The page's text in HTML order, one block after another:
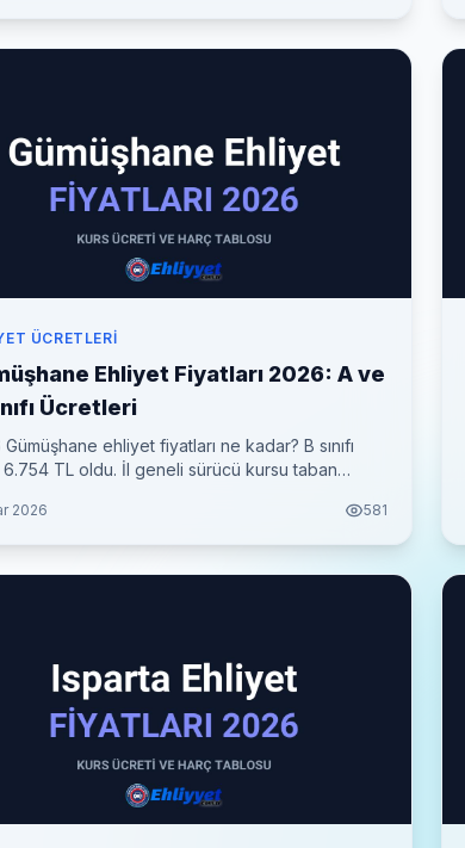
ÜCRETLERI
Ehliyet Fiyatları 2026: A ve
Ücretleri
ehliyet fiyatları ne kadar? B sınıfı
6.754 TL oldu. İl geneli sürücü kursu taban
2026 581